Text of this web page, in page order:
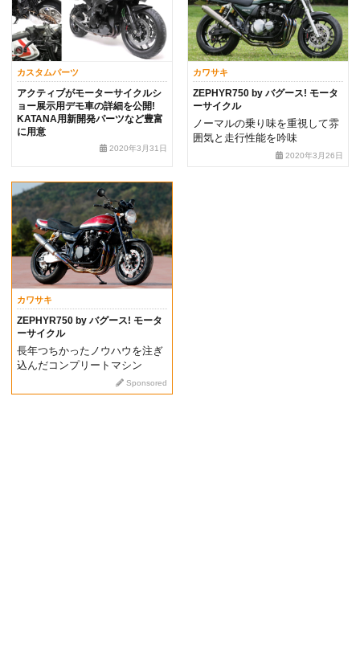
カスタムパーツ
アクティブがモーターサイクルシ
ョー展示用デモ車の詳細を公開!
KATANA用新開発パーツなど豊富
に用意
2020年3月31日
カワサキ
ZEPHYR750 by バグース! モータ
ーサイクル
ノーマルの乗り味を重視して雰
囲気と走行性能を吟味
2020年3月26日
カワサキ
ZEPHYR750 by バグース! モータ
ーサイクル
長年つちかったノウハウを注ぎ
込んだコンプリートマシン
Sponsored